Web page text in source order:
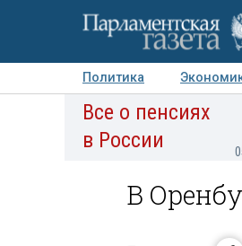
Политика
Авторы Персоны
Все о пенсиях
в России
В